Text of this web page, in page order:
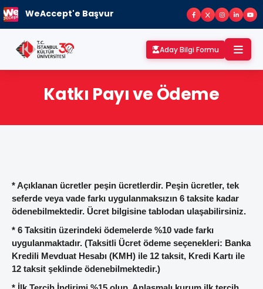
WeAccept'e Başvur
Aday Bilgi Formu
Katkı Payı ve Ödeme
* Açıklanan ücretler peşin ücretlerdir. Peşin ücretler, tek
seferde veya vade farkı uygulanmaksızın 6 taksite kadar
ödenebilmektedir. Ücret bilgisine tablodan ulaşabilirsiniz.
* 6 Taksitin üzerindeki ödemelerde %10 vade farkı
uygulanmaktadır. (Taksitli Ücret ödeme seçenekleri: Banka
Kredili Mevduat Hesabı (KMH) ile 12 taksit, Kredi Kartı ile
12 taksit şeklinde ödenebilmektedir.)